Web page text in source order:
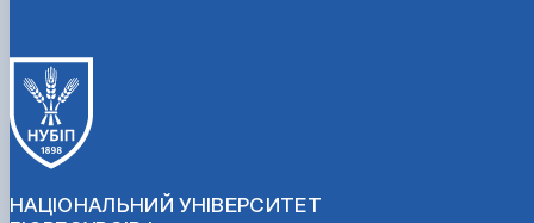
НАЦІОНАЛЬНИЙ УНІВЕРСИТЕТ